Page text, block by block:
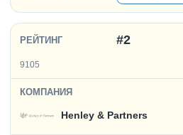
#2
9105
Henley & Partners